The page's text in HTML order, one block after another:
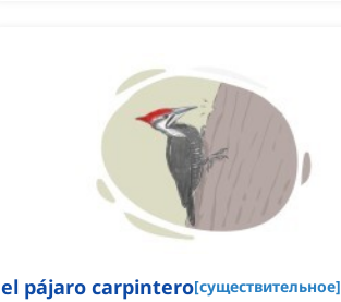
el pájaro carpintero[существительное]